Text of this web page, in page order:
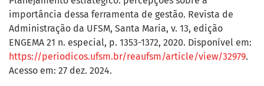
importância dessa ferramenta de gestão. Revista de
Administração da UFSM, Santa Maria, v. 13, edição
ENGEMA 21 n. especial, p. 1353-1372, 2020. Disponível em:
https://periodicos.ufsm.br/reaufsm/article/view/32979.
Acesso em: 27 dez. 2024.